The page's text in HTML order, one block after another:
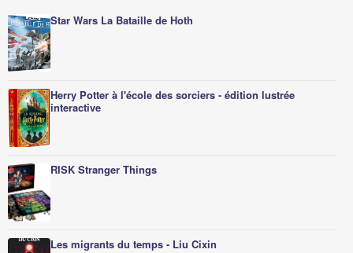
Star Wars La Bataille de Hoth
Herry Potter à l'école des sorciers - édition lustrée
interactive
RISK Stranger Things
Les migrants du temps - Liu Cixin